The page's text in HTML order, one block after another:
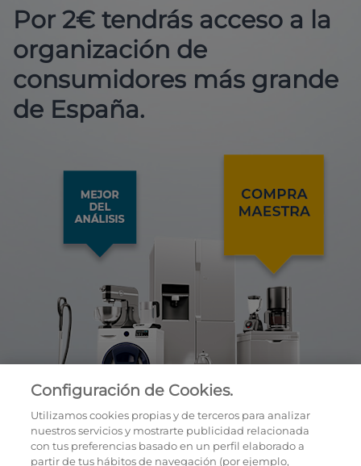
Por 2€ tendrás acceso a la
organización de
consumidores más grande
de España.
Configuración de Cookies.
Utilizamos cookies propias y de terceros para analizar
nuestros servicios y mostrarte publicidad relacionada
con tus preferencias basado en un perfil elaborado a
partir de tus hábitos de navegación (por ejemplo,